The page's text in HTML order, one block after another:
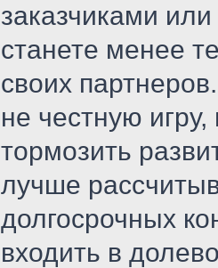
заказчиками
станете менее
своих
не честную
тормозить
лучше
долгосрочных
входить в